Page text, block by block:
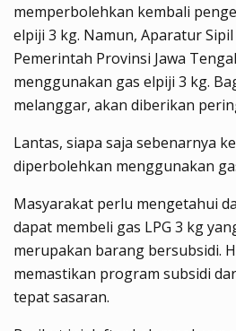
memperbolehkan kembali
elpiji 3 kg. Namun, Aparatur Sipil
Pemerintah Provinsi Jawa
menggunakan gas elpiji 3 kg.
melanggar, akan diberikan
Lantas, siapa saja sebenarnya
diperbolehkan menggunakan
Masyarakat perlu mengetahui
dapat membeli gas LPG 3 kg
merupakan barang bersubsidi.
memastikan program subsidi
tepat sasaran.